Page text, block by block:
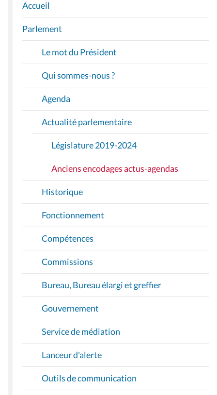
N
A
V
G
T
O
Accueil
Parlement
Le mot du Président
Qui sommes-nous ?
Agenda
Actualité parlementaire
Législature 2019-2024
Anciens encodages actus-agendas
Historique
Fonctionnement
Compétences
Commissions
Bureau, Bureau élargi et greffier
Gouvernement
Service de médiation
Lanceur d'alerte
Outils de communication